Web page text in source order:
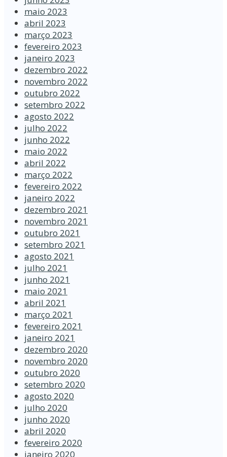
maio 2023
abril 2023
março 2023
fevereiro 2023
janeiro 2023
dezembro 2022
novembro 2022
outubro 2022
setembro 2022
agosto 2022
julho 2022
junho 2022
maio 2022
abril 2022
março 2022
fevereiro 2022
janeiro 2022
dezembro 2021
novembro 2021
outubro 2021
setembro 2021
agosto 2021
julho 2021
junho 2021
maio 2021
abril 2021
março 2021
fevereiro 2021
janeiro 2021
dezembro 2020
novembro 2020
outubro 2020
setembro 2020
agosto 2020
julho 2020
junho 2020
abril 2020
fevereiro 2020
janeiro 2020